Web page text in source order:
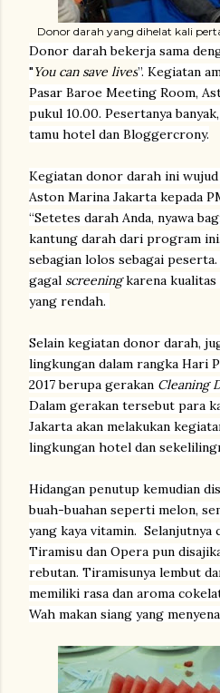
Donor darah yang dihelat kali
Donor darah bekerja sama
"You can save lives”. Kegiatan
Pasar Baroe Meeting Room,
pukul 10.00. Pesertanya
tamu hotel dan Bloggercrony.
Kegiatan donor darah ini
Aston Marina Jakarta kepada
“Setetes darah Anda, nyawa
kantung darah dari program
sebagian lolos sebagai
gagal screeningkarena kualitas
yang rendah.
Selain kegiatan donor darah,
lingkungan dalam rangka Hari
2017 berupa gerakan Cleaning
Dalam gerakan tersebut para
Jakarta akan melakukan
lingkungan hotel dan
Hidangan penutup kemudian
buah-buahan seperti melon,
yang kaya vitamin. Selanjutnya
Tiramisu dan Opera pun
rebutan. Tiramisunya lembut
memiliki rasa dan aroma
Wah makan siang yang